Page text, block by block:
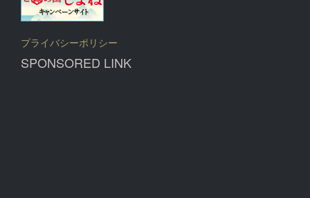
プライバシーポリシー
SPONSORED LINK